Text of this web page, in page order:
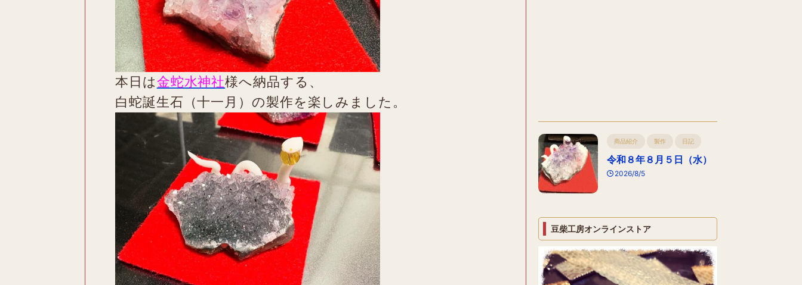
本日は金蛇水神社様へ納品する、
白蛇誕生石（十一月）の製作を楽しみました。
商品紹介 製作 日記
令和８年８月５日（水）
2026/8/5
豆柴工房オンラインストア